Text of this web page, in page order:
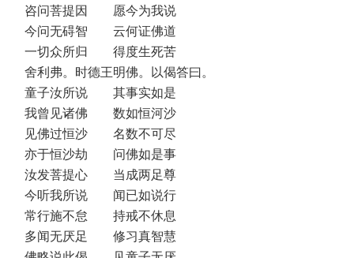
咨问菩提因 愿今为我说
今问无碍智 云何证佛道
一切众所归 得度生死苦
舍利弗。时德王明佛。以偈答曰。
童子汝所说 其事实如是
我曾见诸佛 数如恒河沙
见佛过恒沙 名数不可尽
亦于恒沙劫 问佛如是事
汝发菩提心 当成两足尊
今听我所说 闻已如说行
常行施不怠 持戒不休息
多闻无厌足 修习真智慧